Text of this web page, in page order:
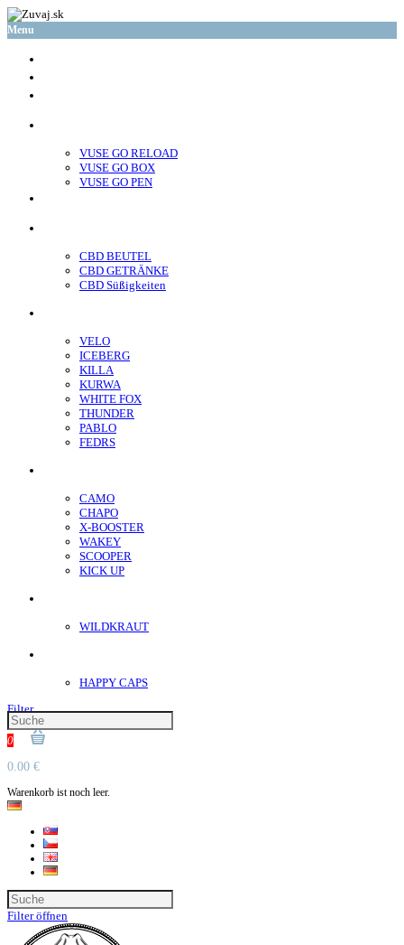
Menu
VUSE GO RELOAD
VUSE GO BOX
VUSE GO PEN
CBD BEUTEL
CBD GETRÄNKE
CBD Süßigkeiten
VELO
ICEBERG
KILLA
KURWA
WHITE FOX
THUNDER
PABLO
FEDRS
CAMO
CHAPO
X-BOOSTER
WAKEY
SCOOPER
KICK UP
WILDKRAUT
HAPPY CAPS
Filter
0
0.00 €
Warenkorb ist noch leer.
Filter öffnen